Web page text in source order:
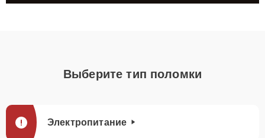
Выберите тип поломки
Электропитание